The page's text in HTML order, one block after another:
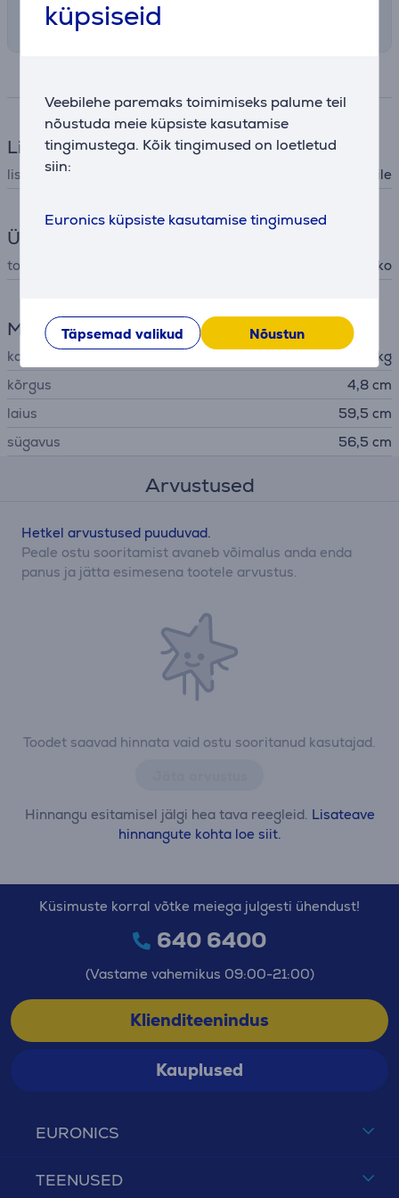
küpsiseid
Veebilehe paremaks toimimiseks palume teil
nõustuda meie küpsiste kasutamise
tingimustega. Kõik tingimused on loetletud
siin:
Euronics küpsiste kasutamise tingimused
Täpsemad valikud Nõustun
Sobilik tarneviis vali ostukorvis
Lisatarvik
lisatarviku tüüp lisatarvik kuivatile
Üldine parameeter
tootja Asko
Mõõtmed
kaal
10 kg
kõrgus
4,8 cm
laius
59,5 cm
sügavus
56,5 cm
Arvustused
Toodet saavad hinnata vaid ostu sooritanud kasutajad.
Hinnangu esitamisel jälgi hea tava reegleid. Lisateave
hinnangute kohta loe siit.
Hetkel arvustused puuduvad.
Peale ostu sooritamist avaneb võimalus anda enda
panus ja jätta esimesena tootele arvustus.
EURONICS
TEENUSED
Küsimuste korral võtke meiega julgesti ühendust!
640 6400
(Vastame vahemikus 09:00-21:00)
Klienditeenindus
Kauplused